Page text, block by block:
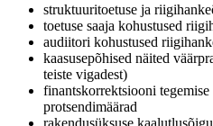
struktuuritoetuse ja
toetuse saaja kohustused
audiitori kohustused
kaasusepõhised näited
teiste vigadest)
finantskorrektsiooni
protsendimäärad
rakendusüksuse